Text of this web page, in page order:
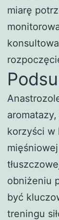
miarę
korzyści w
obniżeniu
być
treningu